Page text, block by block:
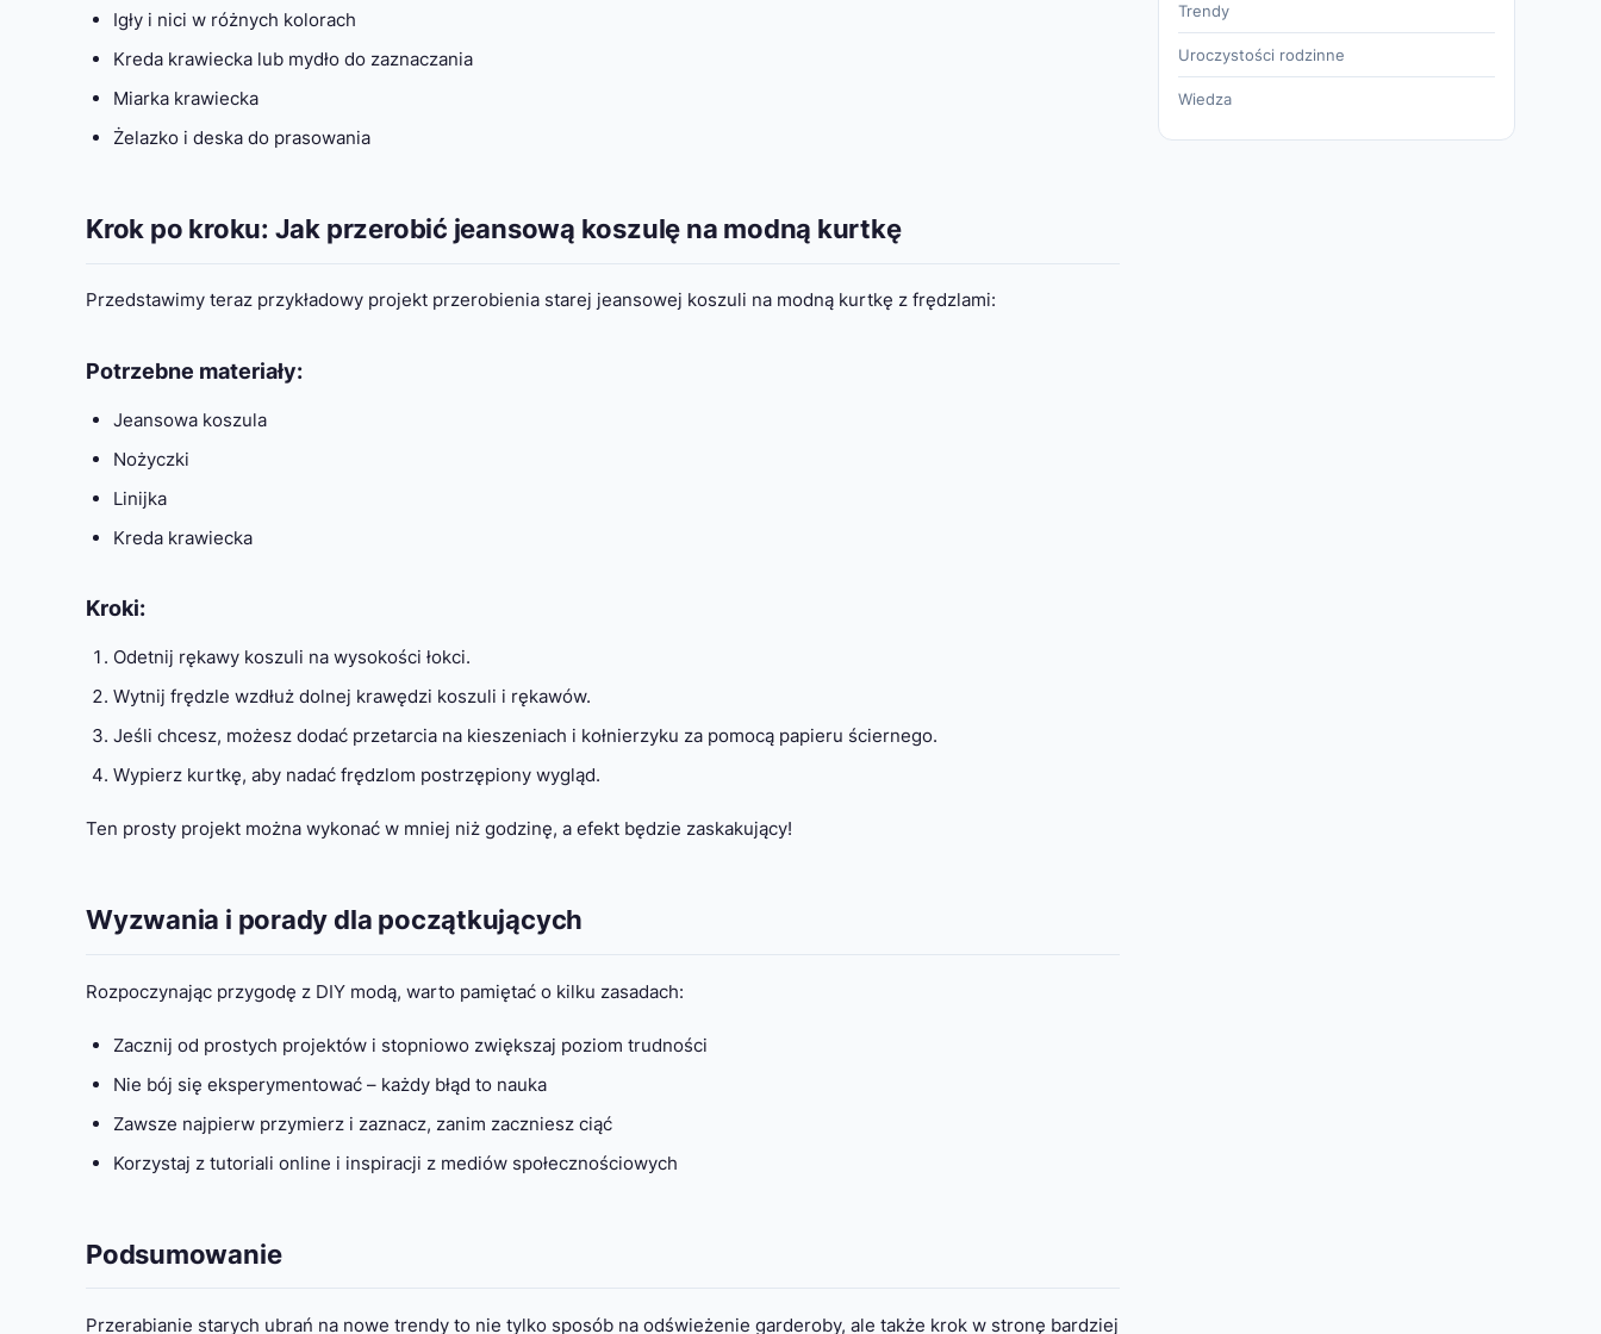
Igły i nici w różnych kolorach
Kreda krawiecka lub mydło do zaznaczania
Miarka krawiecka
Żelazko i deska do prasowania
Krok po kroku: Jak przerobić jeansową koszulę na modną kurtkę
Przedstawimy teraz przykładowy projekt przerobienia starej jeansowej koszuli na modną kurtkę z frędzlami:
Potrzebne materiały:
Jeansowa koszula
Nożyczki
Linijka
Kreda krawiecka
Kroki:
Odetnij rękawy koszuli na wysokości łokci.
Wytnij frędzle wzdłuż dolnej krawędzi koszuli i rękawów.
Jeśli chcesz, możesz dodać przetarcia na kieszeniach i kołnierzyku za pomocą papieru ściernego.
Wypierz kurtkę, aby nadać frędzlom postrzępiony wygląd.
Ten prosty projekt można wykonać w mniej niż godzinę, a efekt będzie zaskakujący!
Wyzwania i porady dla początkujących
Rozpoczynając przygodę z DIY modą, warto pamiętać o kilku zasadach:
Zacznij od prostych projektów i stopniowo zwiększaj poziom trudności
Nie bój się eksperymentować – każdy błąd to nauka
Zawsze najpierw przymierz i zaznacz, zanim zaczniesz ciąć
Korzystaj z tutoriali online i inspiracji z mediów społecznościowych
Podsumowanie
Przerabianie starych ubrań na nowe trendy to nie tylko sposób na odświeżenie garderoby, ale także krok w stronę bardziej
Trendy
Uroczystości rodzinne
Wiedza